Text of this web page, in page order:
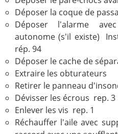
Déposer la coque de
Déposer l'alarme
autonome (s'il existe)
rép. 94
Déposer le cache de
Extraire les obturateurs
Retirer le panneau
Dévisser les écrous rep. 3
Enlever les vis rep. 1
Réchauffer l'aile avec